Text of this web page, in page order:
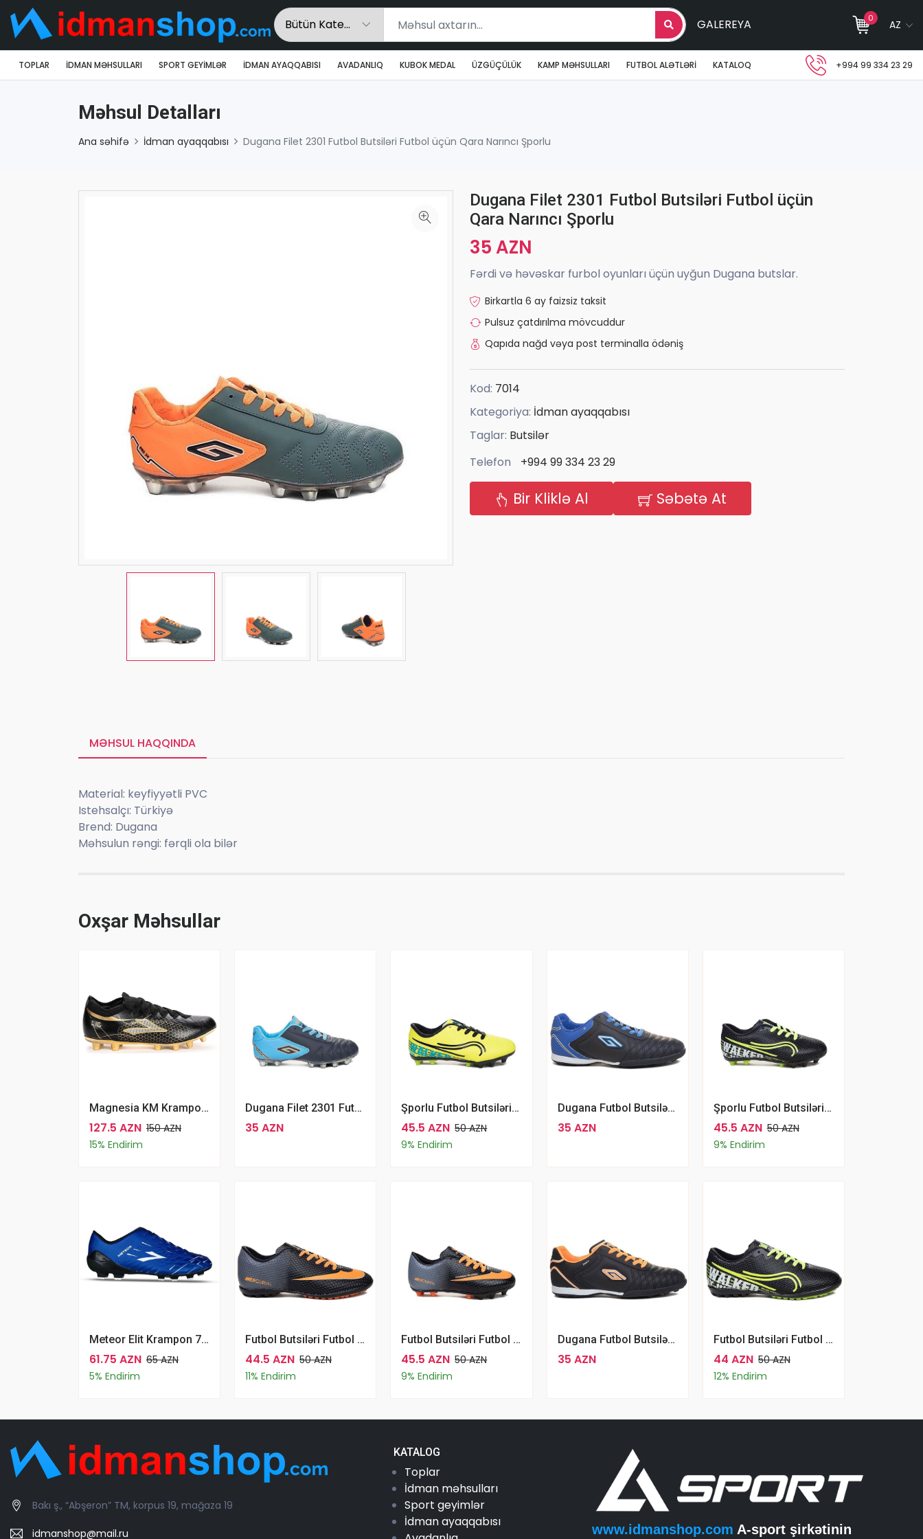
GALEREYA 0
AZ
TOPLAR İDMAN MƏHSULLARI SPORT GEYIMLƏR İDMAN AYAQQABISI AVADANLIQ KUBOK MEDAL ÜZGÜÇÜLÜK KAMP MƏHSULLARI FUTBOL ALƏTLƏRI KATALOQ +994 99 334 23 29
Məhsul Detalları
Ana səhifə İdman ayaqqabısı Dugana Filet 2301 Futbol Butsiləri Futbol üçün Qara Narıncı Şporlu
Dugana Filet 2301 Futbol Butsiləri Futbol üçün
Qara Narıncı Şporlu
35 AZN
Fərdi və həvəskar furbol oyunları üçün uyğun Dugana butslar.
Birkartla 6 ay faizsiz taksit
Pulsuz çatdırılma mövcuddur
Qapıda nağd vəya post terminalla ödəniş
Kod: 7014
Kategoriya: İdman ayaqqabısı
Taglar: Butsilər
Telefon
+994 99 334 23 29
Bir Kliklə Al Səbətə At
MƏHSUL HAQQINDA
Material: keyfiyyətli PVC
Istehsalçı: Türkiyə
Brend: Dugana
Məhsulun rəngi: fərqli ola bilər
Oxşar Məhsullar
Magnesia KM Krampon Çim Saha Erkek Futbol Ayakkabı Siyah
127.5 AZN 150 AZN
15% Endirim
Dugana Filet 2301 Futbol Butsiləri Futbol Üçün Qara Mavi Şporlu
35 AZN
Şporlu Futbol Butsiləri Futbol Üçün Walked Filet 233 Sarı
45.5 AZN 50 AZN
9% Endirim
Dugana Futbol Butsiləri Futbol Üçün Qara Mavi
35 AZN
Şporlu Futbol Butsiləri Futbol Üçün Walked Filet 233 Qara Sarı
45.5 AZN 50 AZN
9% Endirim
Meteor Elit Krampon 70-Sax Blue
61.75 AZN 65 AZN
5% Endirim
Futbol Butsiləri Futbol Üçün WALKED MRD Qara Narıncı
44.5 AZN 50 AZN
11% Endirim
Futbol Butsiləri Futbol Üçün Walked Filet 401 KR Qara Narıncı
45.5 AZN 50 AZN
9% Endirim
Dugana Futbol Butsiləri Futbol Üçün Qara Narıncı
35 AZN
Futbol Butsiləri Futbol Üçün WALKED 233 Qara Sarı
44 AZN 50 AZN
12% Endirim
Bakı ş., “Abşeron” TM, korpus 19, mağaza 19
idmanshop@mail.ru
KATALOG
Toplar
İdman məhsulları
Sport geyimlər
İdman ayaqqabısı
www.idmanshop.com A-sport şirkətinin